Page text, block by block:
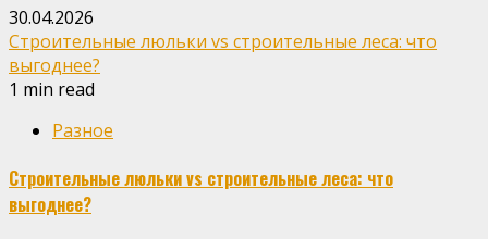
30.04.2026
Строительные люльки vs строительные леса: что
выгоднее?
1 min read
Разное
Строительные люльки vs строительные леса: что
выгоднее?